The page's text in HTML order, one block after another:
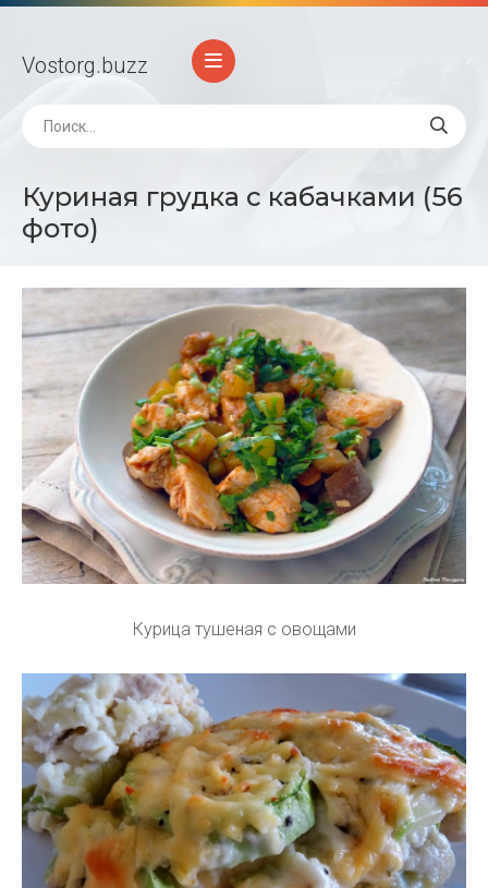
Vostorg.buzz
Куриная грудка с кабачками (56
фото)
Курица тушеная с овощами